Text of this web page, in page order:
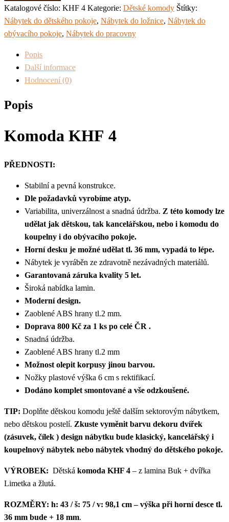
Katalogové číslo: KHF 4 Kategorie: Dětské komody Štítky:
Nábytek do dětského pokoje, Nábytek do ložnice, Nábytek do
obývacího pokoje, Nábytek do pracovny
Popis
Další informace
Hodnocení (0)
Popis
Komoda KHF 4
PŘEDNOSTI:
Stabilní a pevná konstrukce.
Dle požadavků vyrobíme atyp.
Variabilita, univerzálnost a snadná údržba. Z této komody lze
udělat jak dětskou, tak kancelářskou, nebo i komodu do
koupelny i do obývacího pokoje.
Horní desku je možné udělat tl. 36 mm, vypadá to lépe.
Nábytek je vyráběn ze zdravotně nezávadných materiálů.
Garantovaná záruka kvality 5 let.
Široká nabídka lamin.
Moderní design.
Zaoblené ABS hrany tl.2 mm.
Doprava 800 Kč za 1 ks po celé ČR .
Snadná údržba.
Zaoblené ABS hrany tl.2 mm
Možnost olepit korpusy jinou barvou.
Nožky plastové výška 6 cm s rektifikací.
Dodáno komplet smontované a vše odzkoušené.
TIP: Doplňte dětskou komodu ještě dalším sektorovým nábytkem,
nebo dětskou postelí. Zkuste vyměnit barvu dekoru dvířek
(zásuvek, čílek ) design nábytku bude klasický, kancelářský i
koupelnový nábytek nebo nábytek vhodný do dětského pokoje.
VÝROBEK: Dětská komoda KHF 4 – z lamina Buk + dvířka
Limetka a žlutá.
ROZMĚRY: h: 43 / š: 75 / v: 98,1 cm – výška při horní desce tl.
36 mm bude + 18 mm.